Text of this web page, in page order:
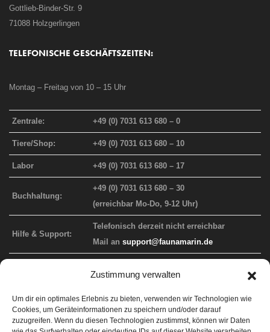
Zustimmung verwalten
Um dir ein optimales Erlebnis zu bieten, verwenden wir Technologien wie
Cookies, um Geräteinformationen zu speichern und/oder darauf
zuzugreifen. Wenn du diesen Technologien zustimmst, können wir Daten
Gottlieb-Binder-Str. 9
71088 Holzgerlingen
TELEFONISCHE GESCHÄFTSZEITEN:
Montag – Freitag von 10 – 15 Uhr
Zentrale: +49 (0) 7031 613 680 – 0
Tiere/Shop: +49 (0) 7031 613 680 – 10
Labor +49 (0) 7031 613 680 – 17
Buchhaltung:
+49 (0) 7031 613 680 – 30
(erreichbar Mo-Do, 9-12 Uhr)
Hilfe & Support:
Telefonisch derzeit nicht erreichbar
Mail an support@faunamarin.de
FAUNA MARIN WEBAUFTRITT
Info-Website faunamarin.de